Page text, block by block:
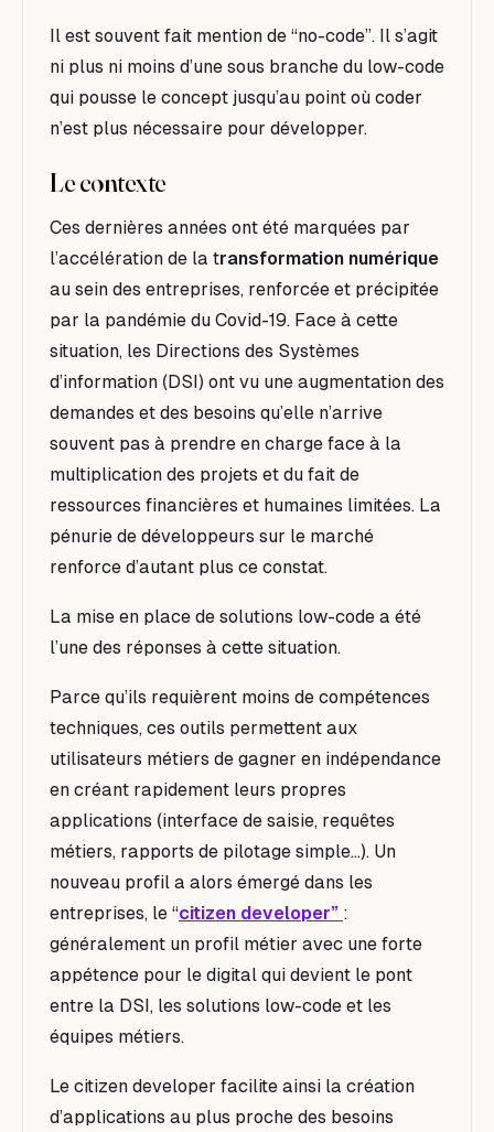
Il est souvent fait mention de “no-code”. Il s’agit
ni plus ni moins d’une sous branche du low-code
qui pousse le concept jusqu’au point où coder
n’est plus nécessaire pour développer.
Le contexte
Ces dernières années ont été marquées par
l’accélération de la transformation numérique
au sein des entreprises, renforcée et précipitée
par la pandémie du Covid-19. Face à cette
situation, les Directions des Systèmes
d’information (DSI) ont vu une augmentation des
demandes et des besoins qu’elle n’arrive
souvent pas à prendre en charge face à la
multiplication des projets et du fait de
ressources financières et humaines limitées. La
pénurie de développeurs sur le marché
renforce d’autant plus ce constat.
La mise en place de solutions low-code a été
l’une des réponses à cette situation.
Parce qu’ils requièrent moins de compétences
techniques, ces outils permettent aux
utilisateurs métiers de gagner en indépendance
en créant rapidement leurs propres
applications (interface de saisie, requêtes
métiers, rapports de pilotage simple…). Un
nouveau profil a alors émergé dans les
entreprises, le “citizen developer” :
généralement un profil métier avec une forte
appétence pour le digital qui devient le pont
entre la DSI, les solutions low-code et les
équipes métiers.
Le citizen developer facilite ainsi la création
d’applications au plus proche des besoins